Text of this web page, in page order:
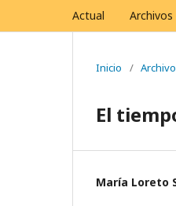
Actual Archivos
Inicio /
El
María Loreto